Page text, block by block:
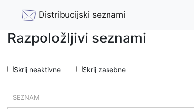
Distribucijski seznami
Razpoložljivi seznami
Skrij neaktivne Skrij zasebne
SEZNAM